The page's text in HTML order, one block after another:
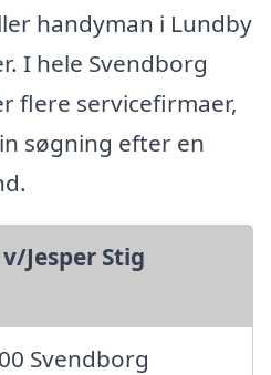
handyman i Lundby
I hele Svendborg
flere servicefirmaer,
søgning efter en
Jesper Stig
Svendborg